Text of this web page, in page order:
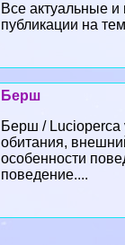
Все актуальные
публикации на
Берш
Берш / Lucioperca
обитания,
особенности
поведение....